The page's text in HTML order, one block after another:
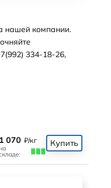
нашей компании.
334-18-26,
1 070 ₽/кг
на
Купить